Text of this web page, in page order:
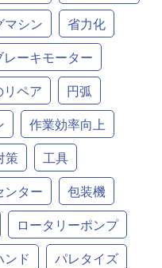
マシン
省力化
レーキモーター
ペア
円弧
作業効率向上
策
工具
ンター
包装機
ロータリーポンプ
ンド
パレタイズ